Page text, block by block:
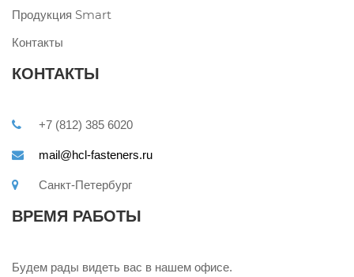
Продукция Smart
Контакты
КОНТАКТЫ
+7 (812) 385 6020
mail@hcl-fasteners.ru
Санкт-Петербург
ВРЕМЯ РАБОТЫ
Будем рады видеть вас в нашем офисе.